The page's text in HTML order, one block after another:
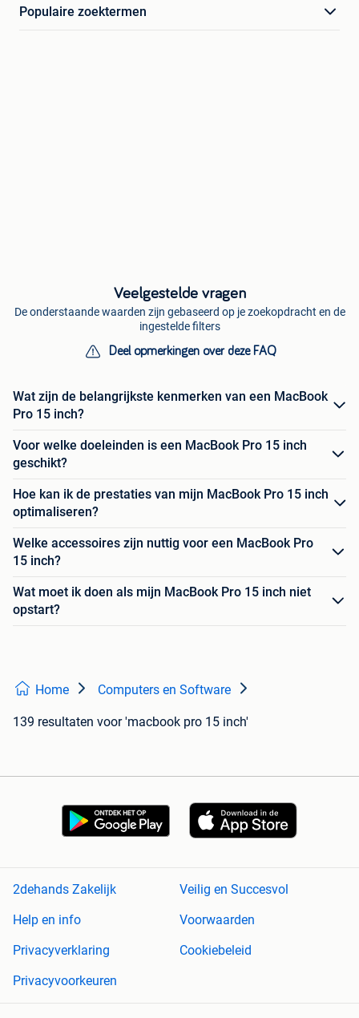
Populaire zoektermen
Veelgestelde vragen
De onderstaande waarden zijn gebaseerd op je zoekopdracht en de
ingestelde filters
Deel opmerkingen over deze FAQ
Wat zijn de belangrijkste kenmerken van een MacBook
Pro 15 inch?
Voor welke doeleinden is een MacBook Pro 15 inch
geschikt?
Hoe kan ik de prestaties van mijn MacBook Pro 15 inch
optimaliseren?
Welke accessoires zijn nuttig voor een MacBook Pro
15 inch?
Wat moet ik doen als mijn MacBook Pro 15 inch niet
opstart?
Home Computers en Software
139 resultaten voor 'macbook pro 15 inch'
2dehands Zakelijk
Veilig en Succesvol
Help en info
Voorwaarden
Privacyverklaring
Cookiebeleid
Privacyvoorkeuren